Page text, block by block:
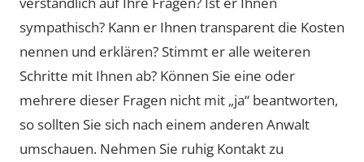
sympathisch? Kann er Ihnen transparent die Kosten
nennen und erklären? Stimmt er alle weiteren
Schritte mit Ihnen ab? Können Sie eine oder
mehrere dieser Fragen nicht mit „ja“ beantworten,
so sollten Sie sich nach einem anderen Anwalt
umschauen. Nehmen Sie ruhig Kontakt zu